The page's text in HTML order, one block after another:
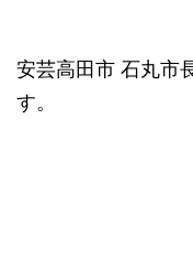
安芸高田市 石丸市
す。